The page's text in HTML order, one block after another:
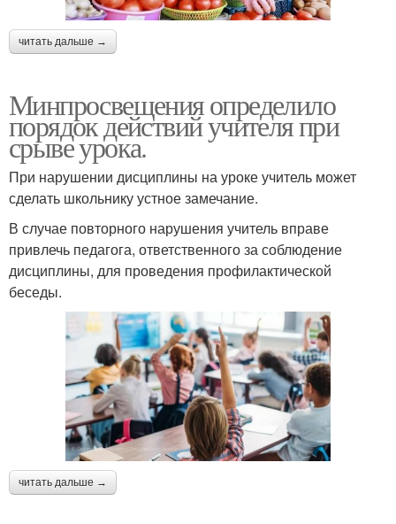
читать дальше →
Минпросвещения определило
порядок действий учителя при
срыве урока.
При нарушении дисциплины на уроке учитель может
сделать школьнику устное замечание.
В случае повторного нарушения учитель вправе
привлечь педагога, ответственного за соблюдение
дисциплины, для проведения профилактической
беседы.
читать дальше →